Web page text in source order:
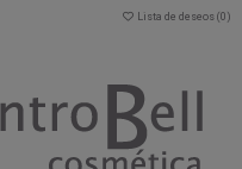
Lista de deseos (0 )